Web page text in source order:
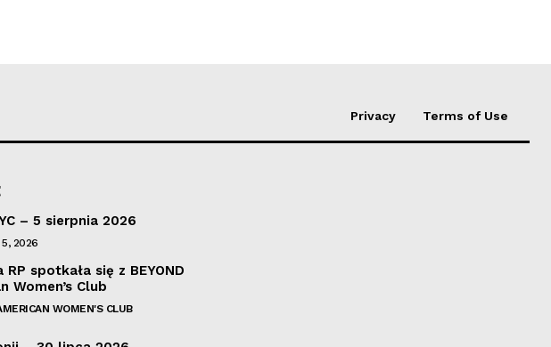
Privacy Terms of Use
– 5 sierpnia 2026
2026
RP spotkała się z BEYOND
Women’s Club
WOMEN'S CLUB